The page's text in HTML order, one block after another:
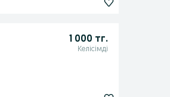
1 000 тг.
Келісімді